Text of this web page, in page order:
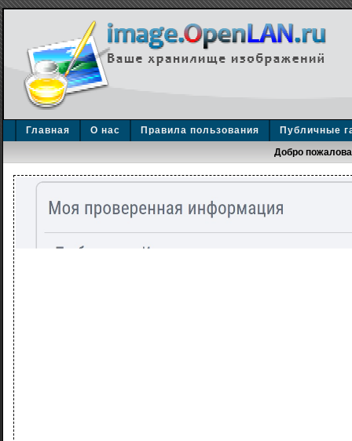
Главная О нас Правила пользования
Публичные
Добро